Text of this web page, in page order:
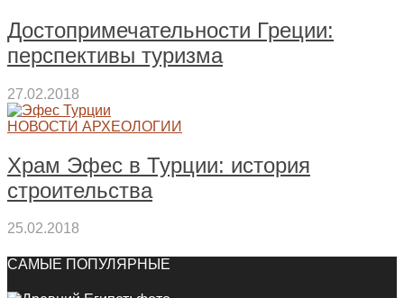
Достопримечательности Греции:
перспективы туризма
27.02.2018
НОВОСТИ АРХЕОЛОГИИ
Храм Эфес в Турции: история
строительства
25.02.2018
САМЫЕ ПОПУЛЯРНЫЕ